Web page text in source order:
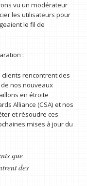
vu un modérateur
les utilisateurs pour
le fil de
:
rencontrent des
nos nouveaux
en étroite
Alliance (CSA) et nos
et résoudre ces
mises à jour du
que
des